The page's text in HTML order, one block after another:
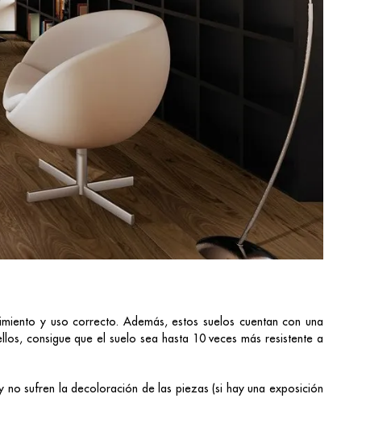
y uso correcto. Además, estos suelos cuentan con una
consigue que el suelo sea hasta 10 veces más resistente a
no sufren la decoloración de las piezas (si hay una exposición